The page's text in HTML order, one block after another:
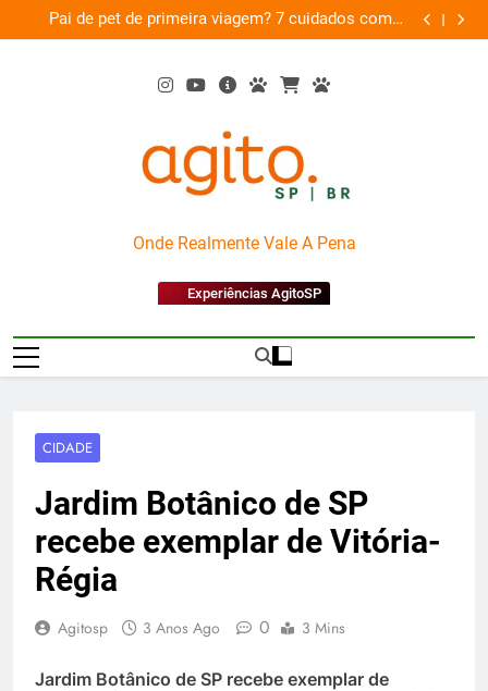
to
Pai de pet de primeira viagem? 7 cuidados com o
novo membro da família
AgitoSP
Onde Realmente Vale A Pena
Experiências AgitoSP
CIDADE
Jardim Botânico de SP
recebe exemplar de Vitória-
Régia
Agitosp 3 Anos Ago 0 3 Mins
Jardim Botânico de SP recebe exemplar de